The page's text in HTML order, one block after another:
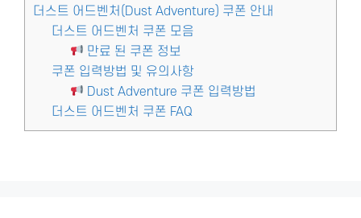
더스트 어드벤처(Dust Adventure) 쿠폰 안내
더스트 어드벤처 쿠폰 모음
만료 된 쿠폰 정보
쿠폰 입력방법 및 유의사항
Dust Adventure 쿠폰 입력방법
더스트 어드벤처 쿠폰 FAQ